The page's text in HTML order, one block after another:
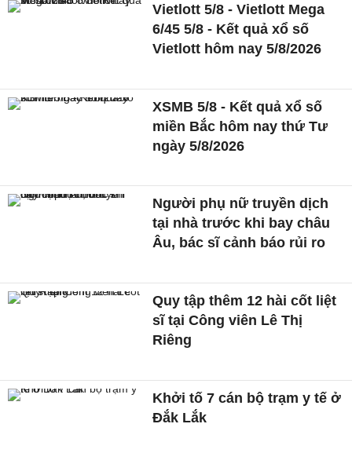
Vietlott 5/8 - Vietlott Mega
6/45 5/8 - Kết quả xổ số
Vietlott hôm nay 5/8/2026
XSMB 5/8 - Kết quả xổ số
miền Bắc hôm nay thứ Tư
ngày 5/8/2026
Người phụ nữ truyền dịch
tại nhà trước khi bay châu
Âu, bác sĩ cảnh báo rủi ro
Quy tập thêm 12 hài cốt liệt
sĩ tại Công viên Lê Thị
Riêng
Khởi tố 7 cán bộ trạm y tế ở
Đắk Lắk